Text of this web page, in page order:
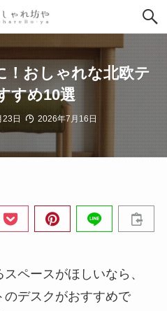
！おしゃれな北欧テ
すめ10選
日 2026年7月16日
ペースがほしいなら、
デスクがおすすめで